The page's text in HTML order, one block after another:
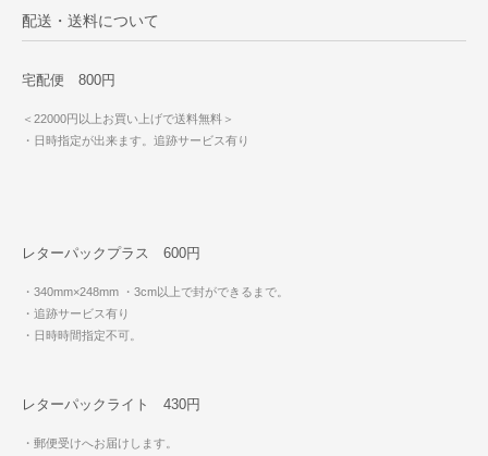
配送・送料について
宅配便 800円
＜22000円以上お買い上げで送料無料＞
・日時指定が出来ます。追跡サービス有り
レターパックプラス 600円
・340mm×248mm ・3cm以上で封ができるまで。
・追跡サービス有り
・日時時間指定不可。
レターパックライト 430円
・郵便受けへお届けします。